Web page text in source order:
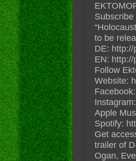
to be
DE:
EN:
Follow
Website:
Apple
Spotify:
Get
trailer of
Ogan,